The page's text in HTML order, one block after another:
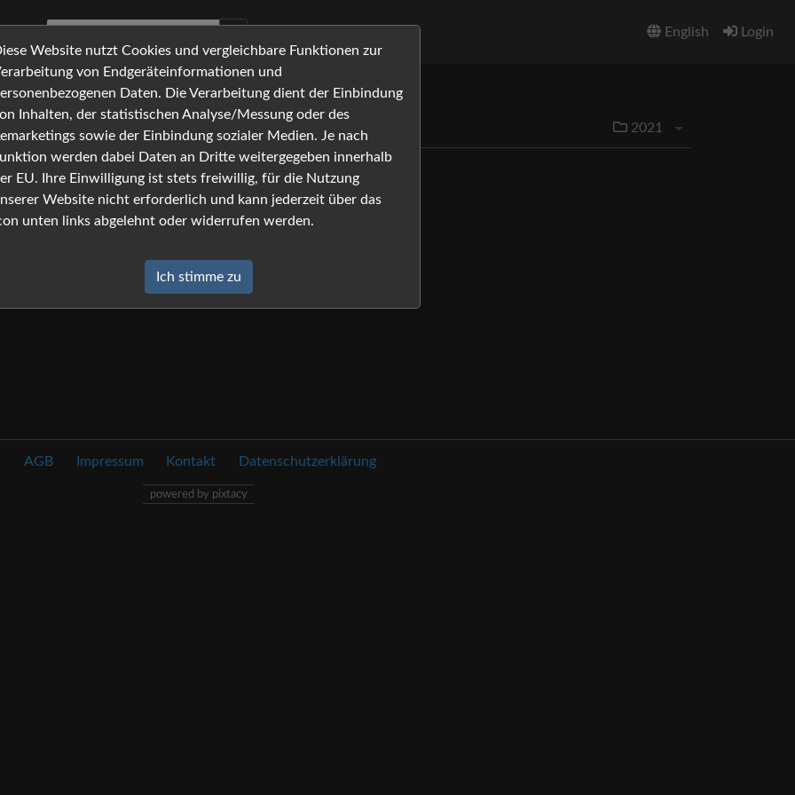
English Login
2021
Website nutzt Cookies und vergleichbare Funktionen zur
von Endgeräteinformationen und
Daten. Die Verarbeitung dient der Einbindung
Inhalten, der statistischen Analyse/Messung oder des
sowie der Einbindung sozialer Medien. Je nach
werden dabei Daten an Dritte weitergegeben innerhalb
EU. Ihre Einwilligung ist stets freiwillig, für die Nutzung
Website nicht erforderlich und kann jederzeit über das
unten links abgelehnt oder widerrufen werden.
Ich stimme zu
AGB Impressum Kontakt Datenschutzerklärung
powered by pixtacy